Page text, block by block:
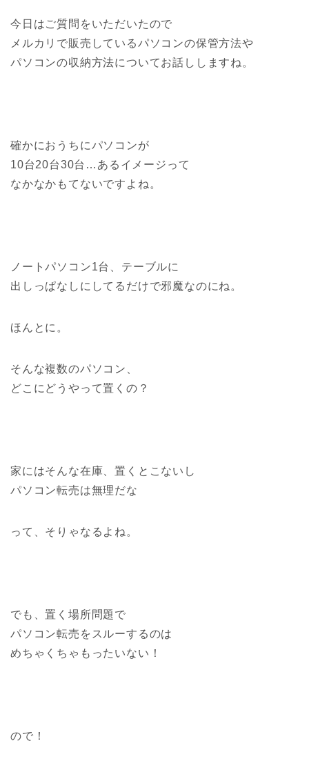
今日はご質問をいただいたので
メルカリで販売しているパソコンの保管方法や
パソコンの収納方法についてお話ししますね。
確かにおうちにパソコンが
10台20台30台…あるイメージって
なかなかもてないですよね。
ノートパソコン1台、テーブルに
出しっぱなしにしてるだけで邪魔なのにね。
ほんとに。
そんな複数のパソコン、
どこにどうやって置くの？
家にはそんな在庫、置くとこないし
パソコン転売は無理だな
って、そりゃなるよね。
でも、置く場所問題で
パソコン転売をスルーするのは
めちゃくちゃもったいない！
ので！